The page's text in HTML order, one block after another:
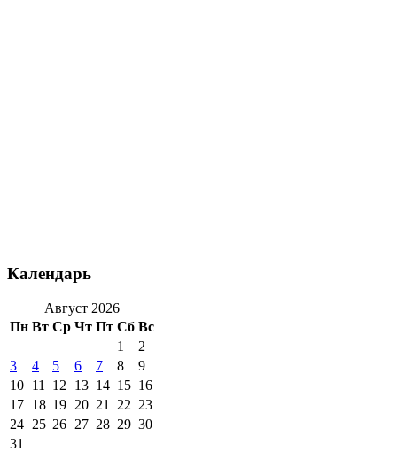
Календарь
Август 2026
Пн Вт Ср Чт Пт Сб Вс
1
2
3
4 5 6 7 8
9
10 11 12 13 14 15 16
17 18 19 20 21 22 23
24 25 26 27 28 29 30
31